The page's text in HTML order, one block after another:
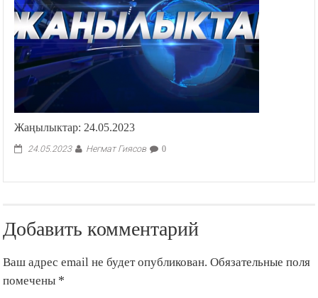
Жаңылыктар: 24.05.2023
24.05.2023 Негмат Гиясов 0
Добавить комментарий
Ваш адрес email не будет опубликован. Обязательные поля
помечены *